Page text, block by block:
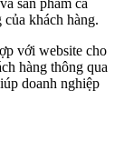
khách hàng.
với website cho
hàng thông qua
doanh nghiệp